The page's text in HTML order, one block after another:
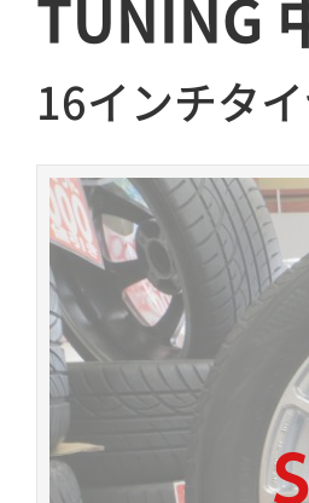
TUNING
16インチタ